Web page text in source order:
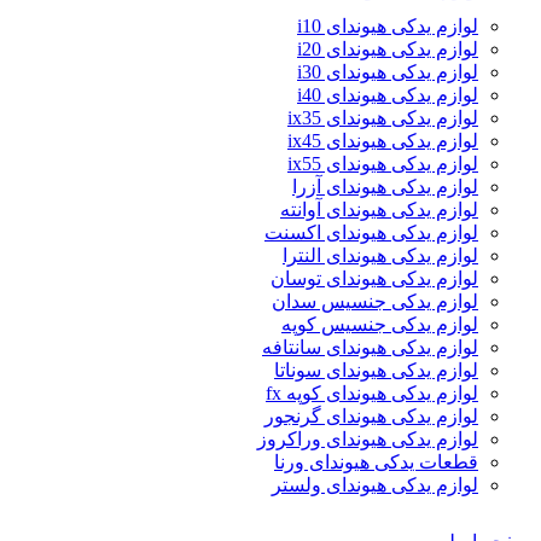
لوازم یدکی هیوندای i10
لوازم یدکی هیوندای i20
لوازم یدکی هیوندای i30
لوازم یدکی هیوندای i40
لوازم یدکی هیوندای ix35
لوازم یدکی هیوندای ix45
لوازم یدکی هیوندای ix55
لوازم یدکی هیوندای آزرا
لوازم یدکی هیوندای آوانته
لوازم یدکی هیوندای اکسنت
لوازم یدکی هیوندای النترا
لوازم یدکی هیوندای توسان
لوازم یدکی جنسیس سدان
لوازم یدکی جنسیس کوپه
لوازم یدکی هیوندای سانتافه
لوازم یدکی هیوندای سوناتا
لوازم یدکی هیوندای کوپه fx
لوازم یدکی هیوندای گرنجور
لوازم یدکی هیوندای وراکروز
قطعات یدکی هیوندای ورنا
لوازم یدکی هیوندای ولستر